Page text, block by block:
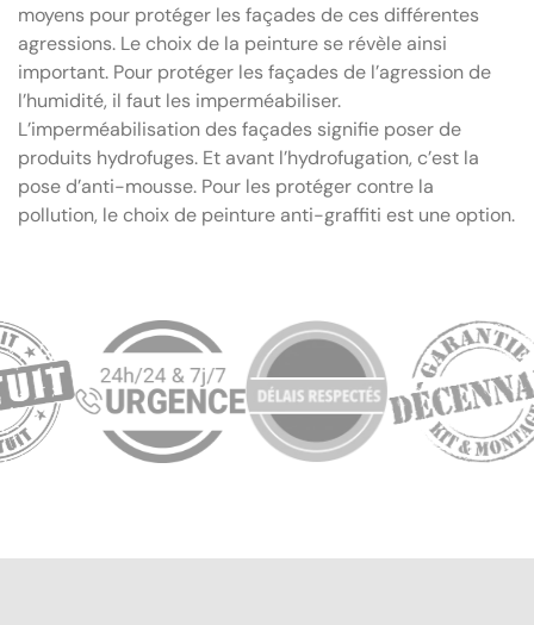
moyens pour protéger les façades de ces différentes
agressions. Le choix de la peinture se révèle ainsi
important. Pour protéger les façades de l’agression de
l’humidité, il faut les imperméabiliser.
L’imperméabilisation des façades signifie poser de
produits hydrofuges. Et avant l’hydrofugation, c’est la
pose d’anti-mousse. Pour les protéger contre la
pollution, le choix de peinture anti-graffiti est une option.